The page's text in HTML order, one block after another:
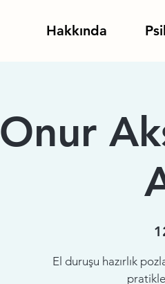
Hakkında
Onur
El duruşu hazırlık